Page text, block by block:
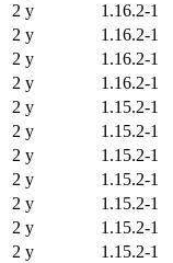
2 y
1.16.2-1
2 y
1.16.2-1
2 y
1.16.2-1
2 y
1.16.2-1
2 y
1.15.2-1
2 y
1.15.2-1
2 y
1.15.2-1
2 y
1.15.2-1
2 y
1.15.2-1
2 y
1.15.2-1
2 y
1.15.2-1